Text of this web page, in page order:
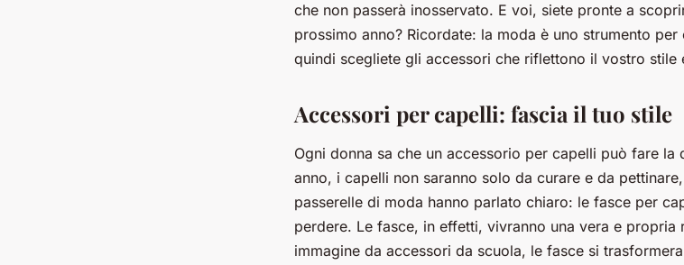
che non passerà inosservato. E voi, siete pronte a
prossimo anno? Ricordate: la moda è uno strumento
quindi scegliete gli accessori che riflettono il vostro stile
Accessori per capelli: fascia il tuo stile
Ogni donna sa che un accessorio per capelli può fare
anno, i capelli non saranno solo da curare e da
passerelle di moda hanno parlato chiaro: le fasce per
perdere. Le fasce, in effetti, vivranno una vera e propria
immagine da accessori da scuola, le fasce si